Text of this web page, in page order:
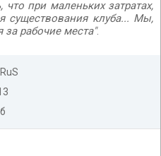
при маленьких затратах,
клуба... Мы,
за рабочие места".